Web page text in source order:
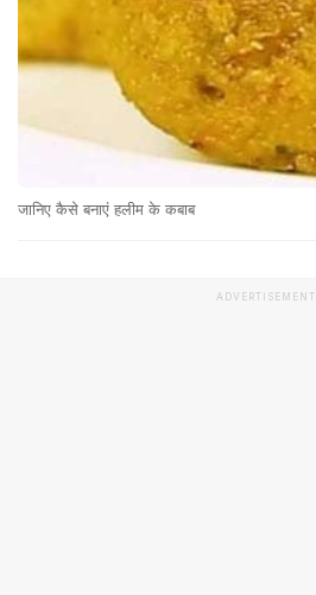
जानिए कैसे बनाएं हलीम के कबाब
ADVERTISEMENT